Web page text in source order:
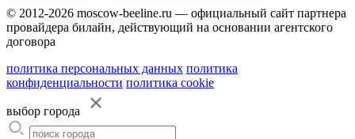
© 2012-2026 moscow-beeline.ru — официальный сайт партнера
провайдера билайн, действующий на основании агентского
договора
политика персональных данных политика
конфиденциальности политика cookie
выбор города